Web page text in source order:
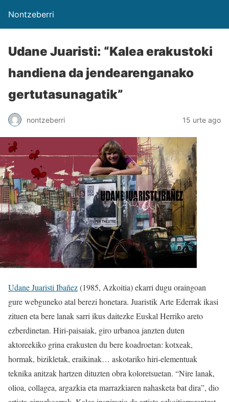
Nontzeberri
Udane Juaristi: “Kalea erakustoki
handiena da jendearenganako
gertutasunagatik”
nontzeberri 15 urte ago
Udane Juaristi Ibañez(1985, Azkoitia) ekarri dugu oraingoan
gure webguneko atal berezi honetara. Juaristik Arte Ederrak ikasi
zituen eta bere lanak sarri ikus daitezke Euskal Herriko areto
ezberdinetan. Hiri-paisaiak, giro urbanoa janzten duten
aktoreekiko grina erakusten du bere koadroetan: kotxeak,
hormak, bizikletak, eraikinak… askotariko hiri-elementuak
teknika anitzak hartzen dituzten obra koloretsuetan. “Nire lanak,
olioa, collagea, argazkia eta marrazkiaren nahasketa bat dira”, dio